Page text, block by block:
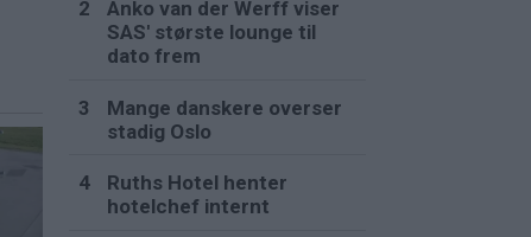
Anko van der Werff viser
SAS' største lounge til
dato frem
Mange danskere overser
stadig Oslo
Ruths Hotel henter
hotelchef internt